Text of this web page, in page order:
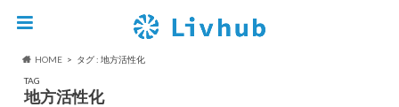
HOME
タグ : 地方活性化
TAG
地方活性化